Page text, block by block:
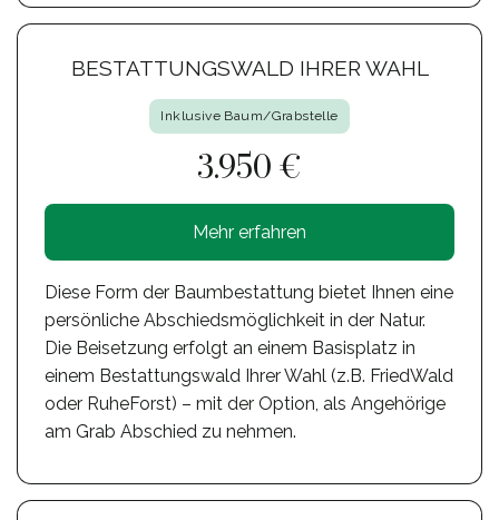
BESTATTUNGSWALD IHRER WAHL
Inklusive Baum/Grabstelle
3.950 €
Mehr erfahren
Diese Form der Baumbestattung bietet Ihnen eine
persönliche Abschiedsmöglichkeit in der Natur.
Die Beisetzung erfolgt an einem Basisplatz in
einem Bestattungswald Ihrer Wahl (z.B. FriedWald
oder RuheForst) – mit der Option, als Angehörige
am Grab Abschied zu nehmen.